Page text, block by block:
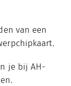
van een
je bij AH-